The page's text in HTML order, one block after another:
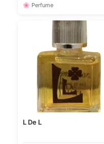
🌸 Perfume
L De L